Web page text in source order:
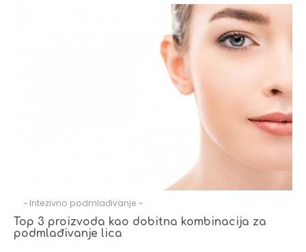
~ Intezivno podmlađivanje ~
Top 3 proizvoda kao dobitna kombinacija za
podmlađivanje lica